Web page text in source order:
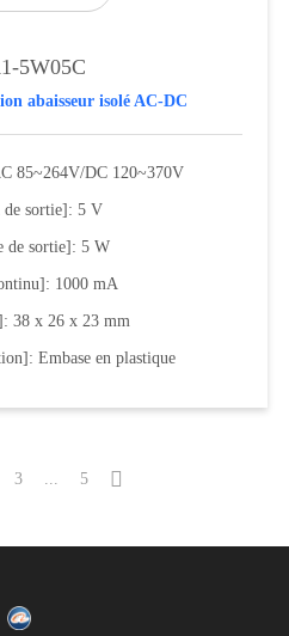
5W05C
abaisseur isolé AC-DC
85~264V/DC 120~370V
de sortie]: 5 V
de sortie]: 5 W
1000 mA
38 x 26 x 23 mm
Embase en plastique
3 ... 5 